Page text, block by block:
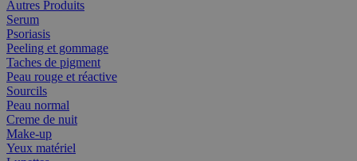
Autres Produits
Serum
Psoriasis
Peeling et gommage
Taches de pigment
Peau rouge et réactive
Sourcils
Peau normal
Creme de nuit
Make-up
Yeux matériel